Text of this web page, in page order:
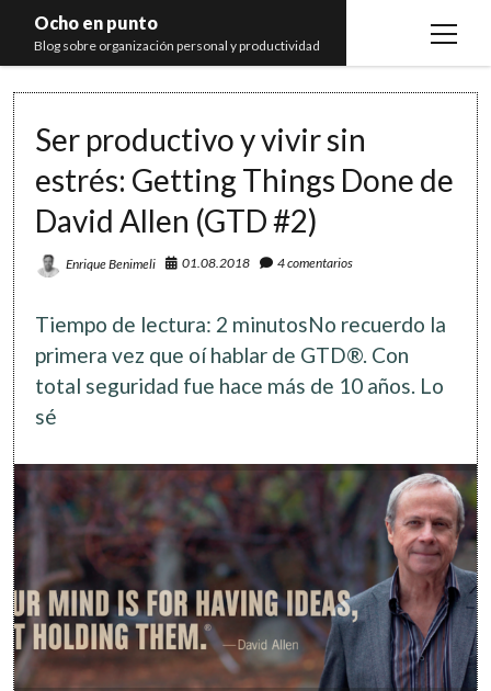
Ocho en punto
Blog sobre organización personal y productividad
open
Libros
Recomendaciones
Ser productivo y vivir sin
estrés: Getting Things Done de
David Allen (GTD #2)
Enrique Benimeli 01.08.2018 4 comentarios
Tiempo de lectura: 2 minutosNo recuerdo la
primera vez que oí hablar de GTD®. Con
total seguridad fue hace más de 10 años. Lo
sé